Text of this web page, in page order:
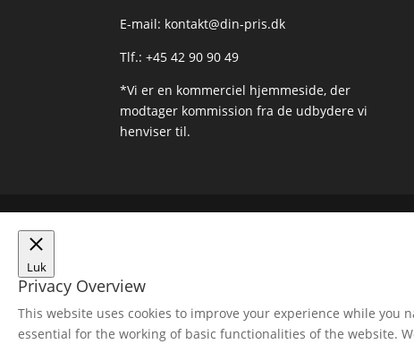
E-mail: kontakt@din-pris.dk
Tlf.: +45 42 90 90 49
*Vi er en kommerciel hjemmeside, der
modtager kommission fra de udbydere vi
henviser til.
Luk
Privacy Overview
This website uses cookies to improve your experience while you
essential for the working of basic functionalities of the website.